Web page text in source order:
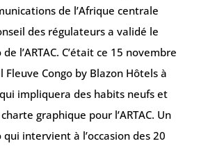
de l’Afrique centrale
des régulateurs a validé le
l’ARTAC. C’était ce 15 novembre
Fleuve Congo by Blazon Hôtels à
impliquera des habits neufs et
graphique pour l’ARTAC. Un
intervient à l’occasion des 20